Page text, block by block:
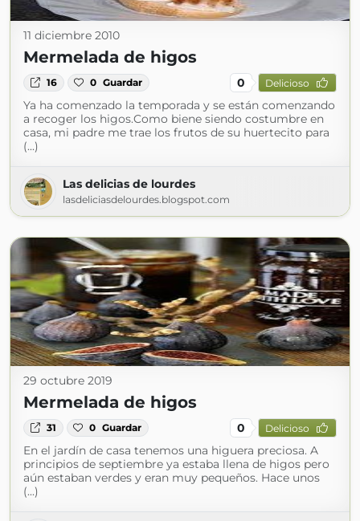
11 diciembre 2010
Mermelada de higos
16 0 Guardar 0 Delicioso
Ya ha comenzado la temporada y se están comenzando
a recoger los higos.Como biene siendo costumbre en
casa, mi padre me trae los frutos de su huertecito para
(...)
Las delicias de lourdes
lasdeliciasdelourdes.blogspot.com
29 octubre 2019
Mermelada de higos
31 0 Guardar 0 Delicioso
En el jardín de casa tenemos una higuera preciosa. A
principios de septiembre ya estaba llena de higos pero
aún estaban verdes y eran muy pequeños. Hace unos
(...)